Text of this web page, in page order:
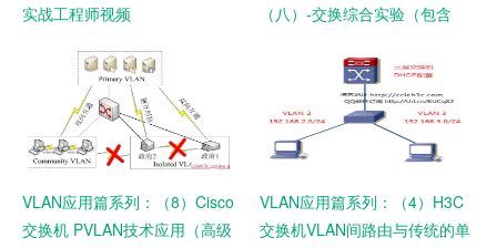
实战工程师视频
（八）-交换综合实验（包含
由及单臂路由）
VLAN应用篇系列：（8）Cisco
交换机 PVLAN技术应用（高级
VLAN应用篇系列：（4）H3C
交换机VLAN间路由与传统的单